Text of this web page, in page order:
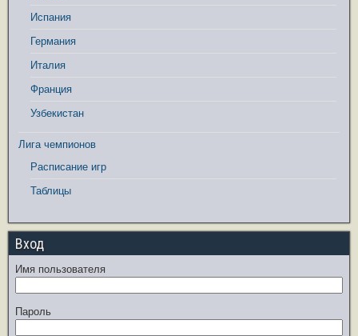
Испания
Германия
Италия
Франция
Узбекистан
Лига чемпионов
Расписание игр
Таблицы
Вход
Имя пользователя
Пароль